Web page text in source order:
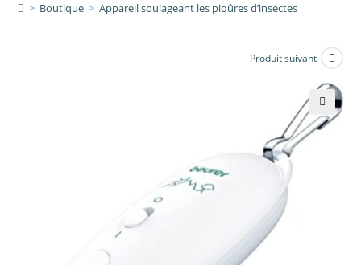
> Boutique > Appareil soulageant les piqûres d’insectes
Produit suivant
🔍